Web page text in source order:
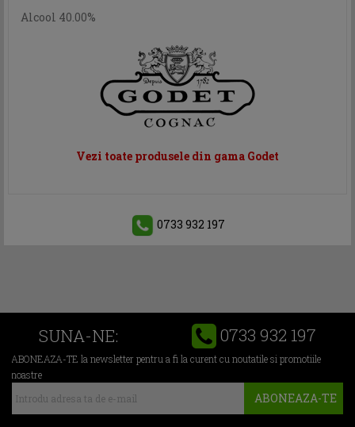
Alcool 40.00%
Vezi toate produsele din gama Godet
0733 932 197
SUNA-NE: 0733 932 197
ABONEAZA-TE la newsletter pentru a fi la curent cu noutatile si promotiile
noastre
ABONEAZA-TE